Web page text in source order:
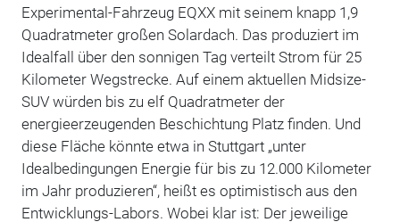
Experimental-Fahrzeug EQXX mit seinem knapp 1,9
Quadratmeter großen Solardach. Das produziert im
Idealfall über den sonnigen Tag verteilt Strom für 25
Kilometer Wegstrecke. Auf einem aktuellen Midsize-
SUV würden bis zu elf Quadratmeter der
energieerzeugenden Beschichtung Platz finden. Und
diese Fläche könnte etwa in Stuttgart „unter
Idealbedingungen Energie für bis zu 12.000 Kilometer
im Jahr produzieren“, heißt es optimistisch aus den
Entwicklungs-Labors. Wobei klar ist: Der jeweilige